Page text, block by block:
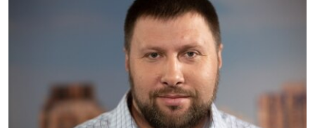
СПЕЦПРОЄКТИ